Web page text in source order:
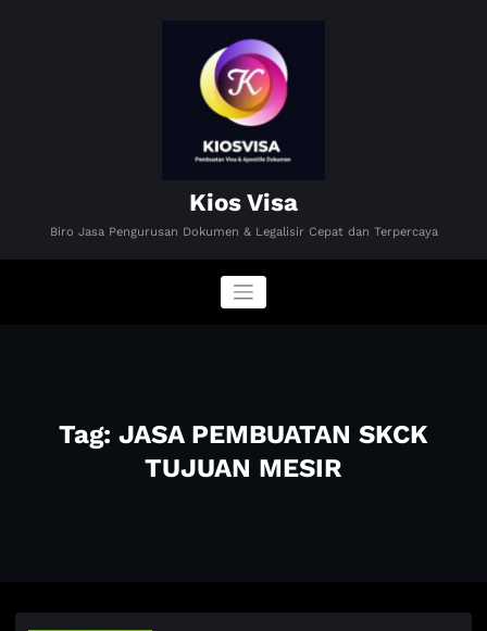
Kios Visa
Biro Jasa Pengurusan Dokumen & Legalisir Cepat dan Terpercaya
Tag: JASA PEMBUATAN SKCK
TUJUAN MESIR